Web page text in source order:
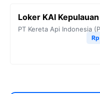
Loker KAI
PT Kereta Api Indonesia